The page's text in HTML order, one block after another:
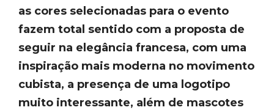
as cores selecionadas para o evento
fazem total sentido com a proposta de
seguir na elegância francesa, com uma
inspiração mais moderna no movimento
cubista, a presença de uma logotipo
muito interessante, além de mascotes